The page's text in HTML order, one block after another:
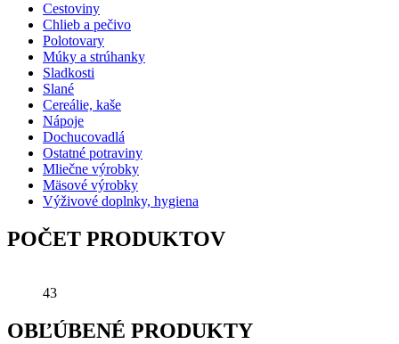
Cestoviny
Chlieb a pečivo
Polotovary
Múky a strúhanky
Sladkosti
Slané
Cereálie, kaše
Nápoje
Dochucovadlá
Ostatné potraviny
Mliečne výrobky
Mäsové výrobky
Výživové doplnky, hygiena
POČET PRODUKTOV
43
OBĽÚBENÉ PRODUKTY